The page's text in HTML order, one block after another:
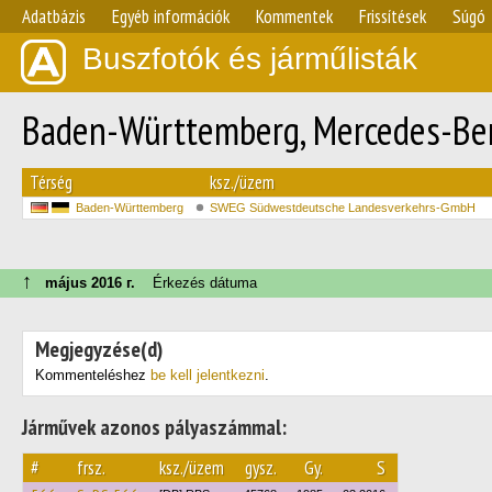
Adatbázis Egyéb információk Kommentek Frissítések Súgó
Buszfotók és járműlisták
Baden-Württemberg, Mercedes-
Térség ksz./üzem
Baden-Württemberg SWEG Südwestdeutsche Landesverkehrs-GmbH
↑ május 2016 г. Érkezés dátuma
Megjegyzése(d)
Kommenteléshez be kell jelentkezni.
Járművek azonos pályaszámmal:
# frsz. ksz./üzem gysz. Gy. S